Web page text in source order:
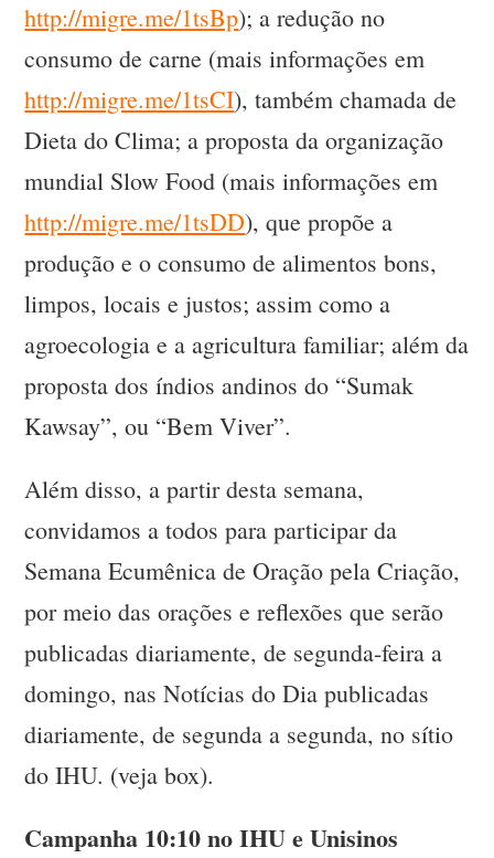
http://migre.me/1tsBp); a redução no
consumo de carne (mais informações em
http://migre.me/1tsCI), também chamada de
Dieta do Clima; a proposta da organização
mundial Slow Food (mais informações em
http://migre.me/1tsDD), que propõe a
produção e o consumo de alimentos bons,
limpos, locais e justos; assim como a
agroecologia e a agricultura familiar; além da
proposta dos índios andinos do “Sumak
Kawsay”, ou “Bem Viver”.
Além disso, a partir desta semana,
convidamos a todos para participar da
Semana Ecumênica de Oração pela Criação,
por meio das orações e reflexões que serão
publicadas diariamente, de segunda-feira a
domingo, nas Notícias do Dia publicadas
diariamente, de segunda a segunda, no sítio
do IHU. (veja box).
Campanha 10:10 no IHU e Unisinos